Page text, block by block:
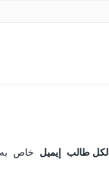
لكل طالب إيميل خاص به